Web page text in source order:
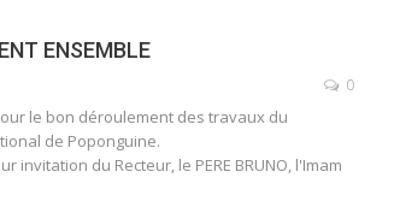
ENSEMBLE
0
le bon déroulement des travaux du
de Poponguine.
invitation du Recteur, le PERE BRUNO, l'Imam